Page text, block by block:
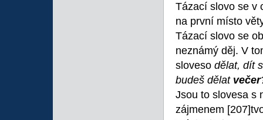
Tázací slovo se v
na první místo
Tázací slovo se
neznámý děj. V
sloveso dělat, dít
budeš dělat večer
Jsou to slovesa s
zájmenem